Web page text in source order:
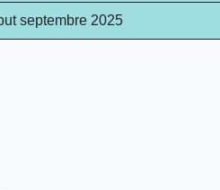
septembre 2025